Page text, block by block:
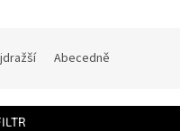
Abecedně